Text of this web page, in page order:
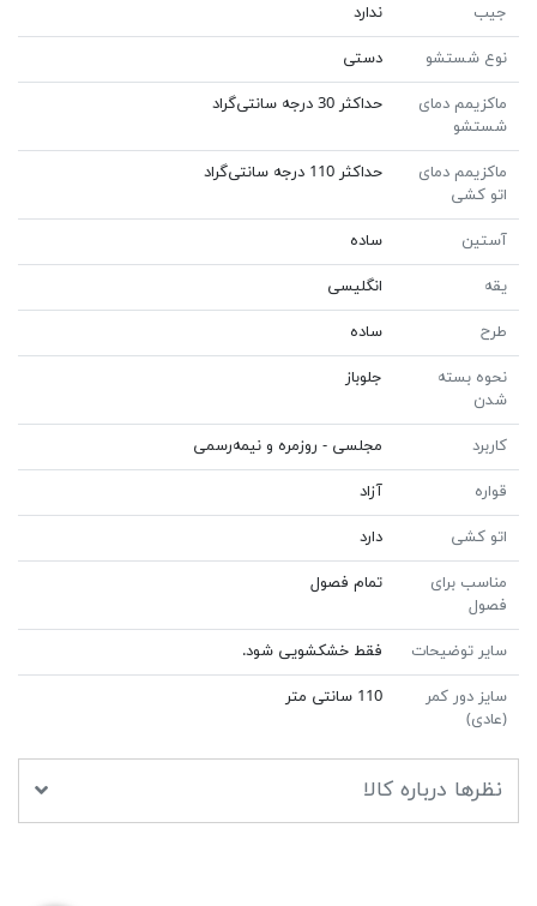
جیب ندارد
نوع شستشو دستی
ماکزیمم دمای
شستشو
حداکثر 30 درجه سانتی‌گراد
ماکزیمم دمای
اتو کشی
حداکثر 110 درجه سانتی‌گراد
آستین ساده
یقه انگلیسی
طرح ساده
نحوه بسته
شدن
جلوباز
کاربرد مجلسی - روزمره و نیمه‌رسمی
قواره آزاد
اتو کشی دارد
مناسب برای
فصول
تمام فصول
سایر توضیحات فقط خشکشویی شود.
سایز دور کمر
(عادی)
110 سانتی متر
نظرها درباره کالا